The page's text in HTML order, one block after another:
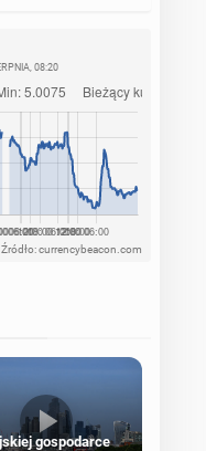
08:20
Źródło: currencybeacon.com
gospodarce